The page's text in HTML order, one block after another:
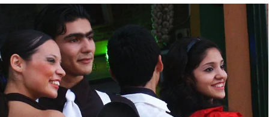
Erscheinungen lateinamerikanischer Popularmusik
anzuerkennen. So wird die Popularmusik zunehmend zu
einem wichtigen Forschungsbereich in der Musikforschung
Lateinamerikas, die sich bisher vornehmlich der
Kunstmusik und der Folklore gewidmet hat.
Die Forschung der Popularmusik selbst hat eine
Geschichte. Sie gehört zu Prozessen, die kontextgerecht
untersucht werden müssen. Ihre Entstehung und
Entwicklung, ihre Ansätze, ihre Forscher und deren